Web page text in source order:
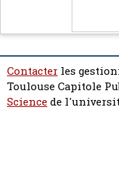
Contacter les
Toulouse Capitole
Sciencede